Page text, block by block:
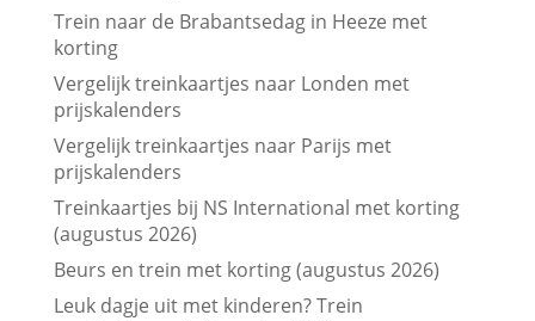
Trein naar de Brabantsedag in Heeze met
korting
Vergelijk treinkaartjes naar Londen met
prijskalenders
Vergelijk treinkaartjes naar Parijs met
prijskalenders
Treinkaartjes bij NS International met korting
(augustus 2026)
Beurs en trein met korting (augustus 2026)
Leuk dagje uit met kinderen? Trein